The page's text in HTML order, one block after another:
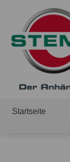
Startseite